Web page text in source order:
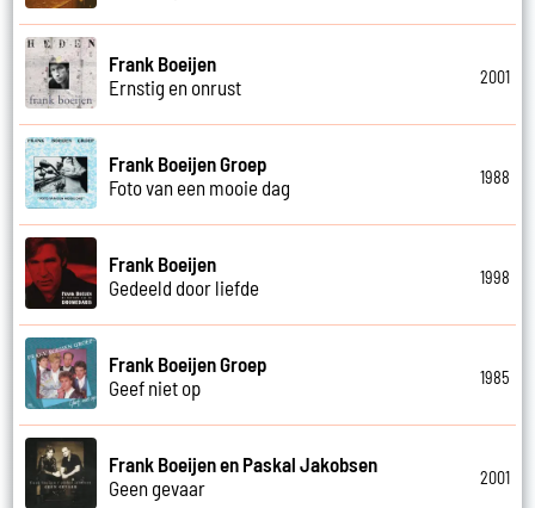
Frank Boeijen
Ernstig en onrust
2001
Frank Boeijen Groep
Foto van een mooie dag
1988
Frank Boeijen
Gedeeld door liefde
1998
Frank Boeijen Groep
Geef niet op
1985
Frank Boeijen en Paskal Jakobsen
Geen gevaar
2001